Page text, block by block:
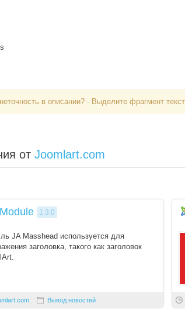
в описании? - Выделите фрагмент
от Joomlart.com
1.3.0
JA Masshead используется для
заголовка, такого как заголовок
Вывод новостей